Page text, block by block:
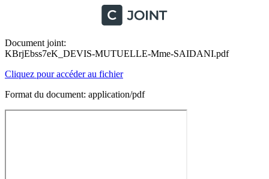
Document joint:
KBrjEbss7eK_DEVIS-MUTUELLE-Mme-SAIDANI.pdf
Cliquez pour accéder au fichier
Format du document: application/pdf